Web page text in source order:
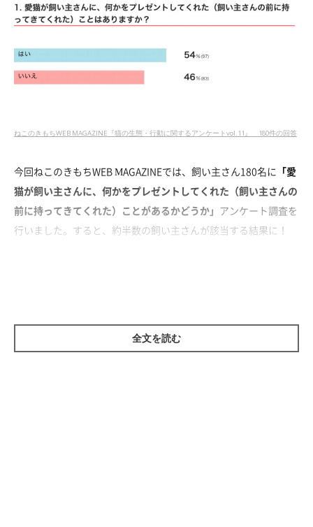
ねこのきもちWEB MAGAZINE『猫の生態・行動に関するアンケートvol.11』 180件の回答
今回ねこのきもちWEB MAGAZINEでは、飼い主さん180名に 「愛
猫が飼い主さんに、何かをプレゼントしてくれた（飼い主さんの
前に持ってきてくれた）ことがあるかどうか」 アンケート調査を
行いました。すると、約半数の飼い主さんが該当する結果に！
全文を読む